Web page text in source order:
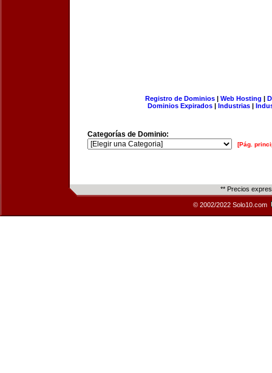
Registro de Dominios| Web Hosting |
Dominios Expirados | Industrias |
Categorías de Dominio:
[Pág.
** Precios
© 2002/2022 Solo10.com